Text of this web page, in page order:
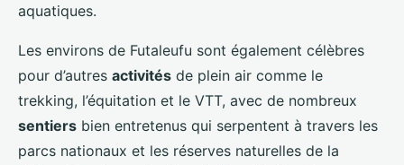
aquatiques.
Les environs de Futaleufu sont également célèbres
pour d’autres activités de plein air comme le
trekking, l’équitation et le VTT, avec de nombreux
sentiers bien entretenus qui serpentent à travers les
parcs nationaux et les réserves naturelles de la